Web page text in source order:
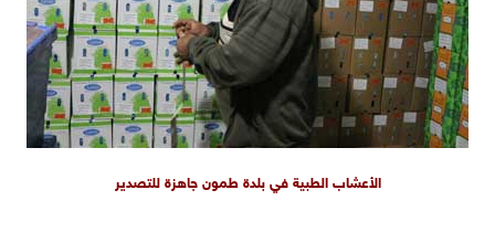
الأعشاب الطبية في بلدة طمون جاهزة للتصدير